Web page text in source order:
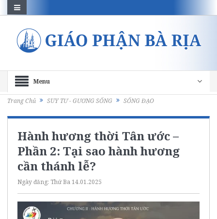
Menu
Trang Chủ SUY TƯ - GƯƠNG SỐNG SỐNG ĐẠO
Hành hương thời Tân ước –
Phần 2: Tại sao hành hương
cần thánh lễ?
Ngày đăng: Thứ Ba 14.01.2025